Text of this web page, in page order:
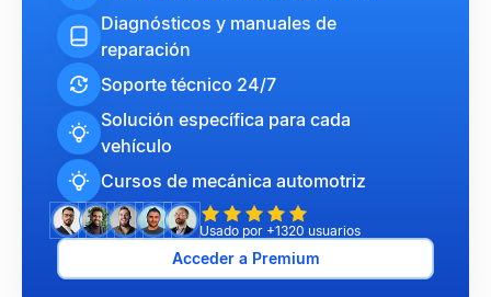
Diagnósticos y manuales de
reparación
Soporte técnico 24/7
Solución específica para cada
vehículo
Cursos de mecánica automotriz
Usado por +1320 usuarios
Acceder a Premium